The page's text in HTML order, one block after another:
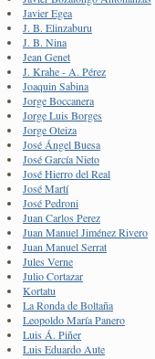
Javier Egea
J. B. Elinzaburu
J. B. Nina
Jean Genet
J. Krahe - A. Pérez
Joaquin Sabina
Jorge Boccanera
Jorge Luis Borges
Jorge Oteiza
José Ángel Buesa
José García Nieto
José Hierro del Real
José Martí
José Pedroni
Juan Carlos Perez
Juan Manuel Jiménez Rivero
Juan Manuel Serrat
Jules Verne
Julio Cortazar
Kortatu
La Ronda de Boltaña
Leopoldo María Panero
Luis Á. Piñer
Luis Eduardo Aute